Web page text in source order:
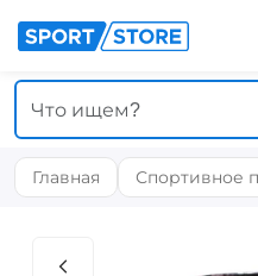
Главная Спортивное